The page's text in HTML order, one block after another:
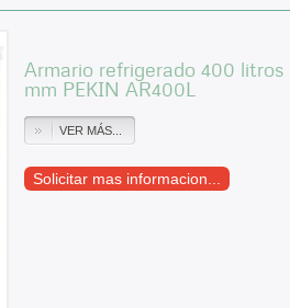
Armario refrigerado 400 litros
mm PEKIN AR400L
VER MÁS...
Solicitar mas informacion...